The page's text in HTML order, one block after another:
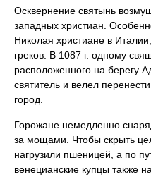
Осквернение святынь
западных христиан.
Николая христиане в
греков. В 1087 г. одному
расположенного на берегу
святитель и велел
город.
Горожане немедленно
за мощами. Чтобы скрыть
нагрузили пшеницей, а по
венецианские купцы также